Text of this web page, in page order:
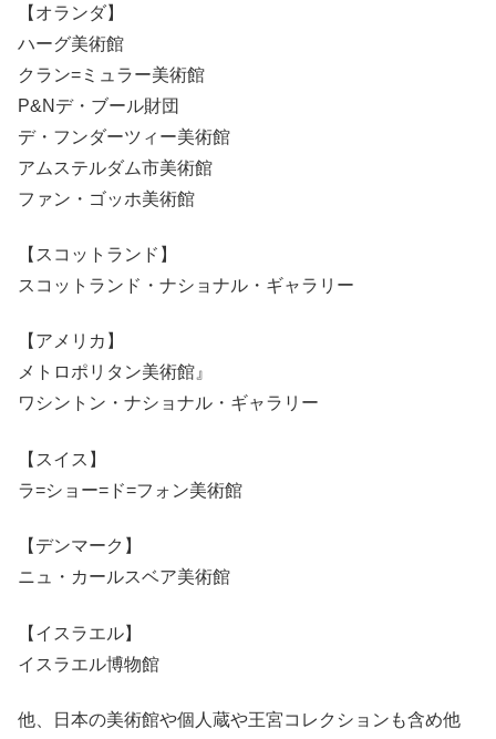
【オランダ】
ハーグ美術館
クラン=ミュラー美術館
P&Nデ・ブール財団
デ・フンダーツィー美術館
アムステルダム市美術館
ファン・ゴッホ美術館
【スコットランド】
スコットランド・ナショナル・ギャラリー
【アメリカ】
メトロポリタン美術館』
ワシントン・ナショナル・ギャラリー
【スイス】
ラ=ショー=ド=フォン美術館
【デンマーク】
ニュ・カールスベア美術館
【イスラエル】
イスラエル博物館
他、日本の美術館や個人蔵や王宮コレクションも含め他